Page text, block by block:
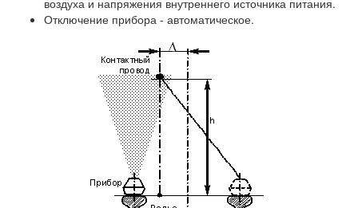
воздуха и напряжения внутреннего источника питания.
Отключение прибора - автоматическое.